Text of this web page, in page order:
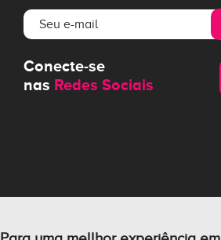
Conecte-se
nas Redes Sociais